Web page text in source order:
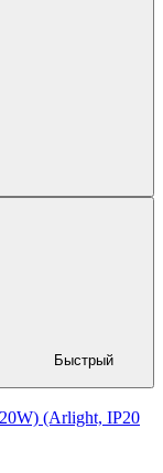
Быстрый
(Arlight, IP20